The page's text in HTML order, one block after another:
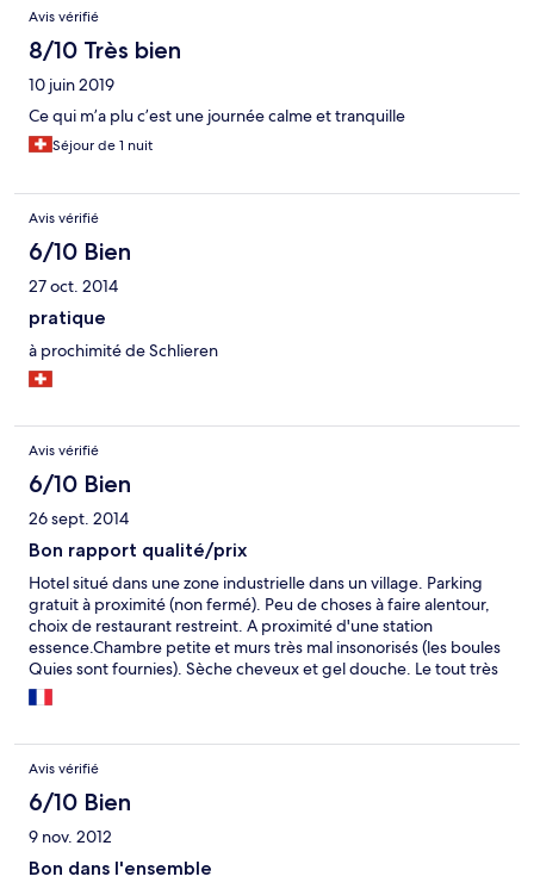
Avis vérifié
8/10 Très bien
10 juin 2019
Ce qui m’a plu c’est une journée calme et tranquille
Séjour de 1 nuit
Avis vérifié
6/10 Bien
27 oct. 2014
pratique
à prochimité de Schlieren
Avis vérifié
6/10 Bien
26 sept. 2014
Bon rapport qualité/prix
Hotel situé dans une zone industrielle dans un village. Parking
gratuit à proximité (non fermé). Peu de choses à faire alentour,
choix de restaurant restreint. A proximité d'une station
essence.Chambre petite et murs très mal insonorisés (les boules
Quies sont fournies). Sèche cheveux et gel douche. Le tout très
propre.
Avis vérifié
6/10 Bien
9 nov. 2012
Bon dans l'ensemble